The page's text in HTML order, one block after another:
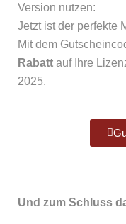
Version nutzen:
Jetzt ist der perfekte
Mit dem
Rabatt auf Ihre
2025.
Und zum Schluss